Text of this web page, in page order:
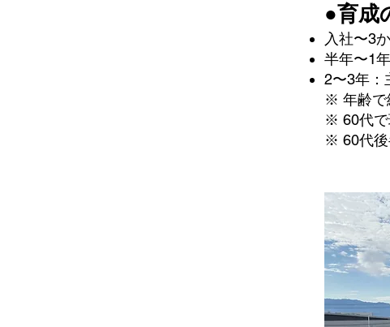
●育成
入社〜3
半年〜1
2〜3年：
※ 年齢で
※ 60代で
※ 60代後